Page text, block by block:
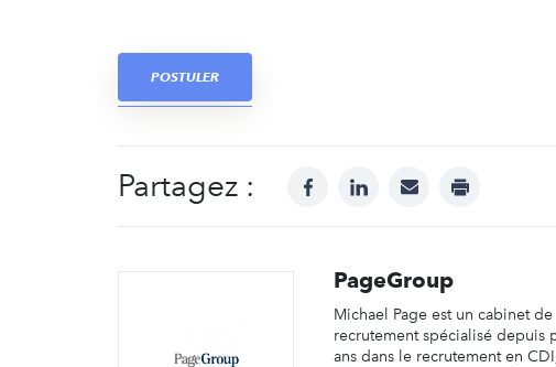
POSTULER
Partagez : facebooklinkedinmail print
PageGroup
Michael Page est un cabinet de
recrutement spécialisé depuis
ans dans le recrutement en